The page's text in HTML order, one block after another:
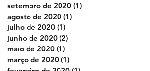
setembro de 2020 (1)
agosto de 2020 (1)
julho de 2020 (1)
junho de 2020 (2)
maio de 2020 (1)
março de 2020 (1)